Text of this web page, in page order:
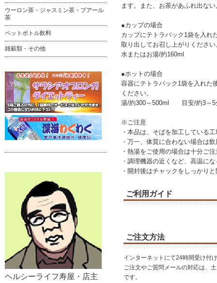
ます。また、お茶があふれ出な
●カップの場合
カップにテトラパック1袋を入れ
取り出してお召し上がりください
水またはお湯/約160ml
●ホットの場合
容器にテトラパック1袋を入れた
ください。
湯/約300～500ml 目安/約3～5
※ご注意
・本品は、そばを加工している
・万一、体質に合わない場合は
・熱湯をご使用の場合は十分ご
・調理機器の近くなど、高温に
・開封後はチャックをしっかり
ご利用ガイド
ご注文方法
インターネットにて24時間受け付
ご注文やご質問メールの対応は、
です。
ウーロン茶・ジャスミン茶・プアール
茶
ペットボトル飲料
雑穀類・その他
ヘルシーライフ寿屋・店主